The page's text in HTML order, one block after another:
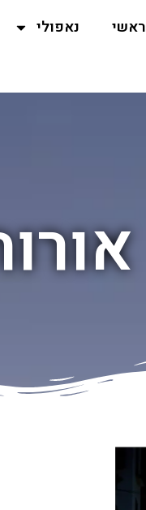
ראשי נאפולי